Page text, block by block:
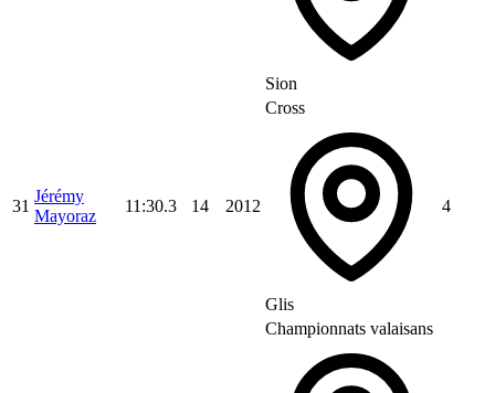
Sion
31
Jérémy
Mayoraz
11:30.3 14 2012
Cross
Glis
4
Championnats valaisans